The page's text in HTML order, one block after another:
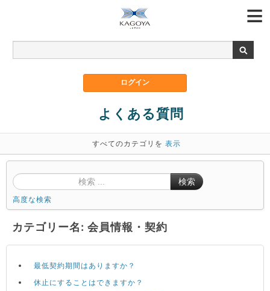
よくある質問
すべてのカテゴリを 表示
検索
高度な検索
カテゴリー名: 会員情報・契約
最低契約期間はありますか？
休止にすることはできますか？